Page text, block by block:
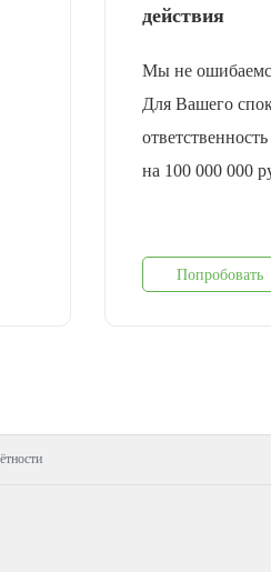
действия
Мы не
Для Вашего
ответственность
на 100 000 000
Попробовать